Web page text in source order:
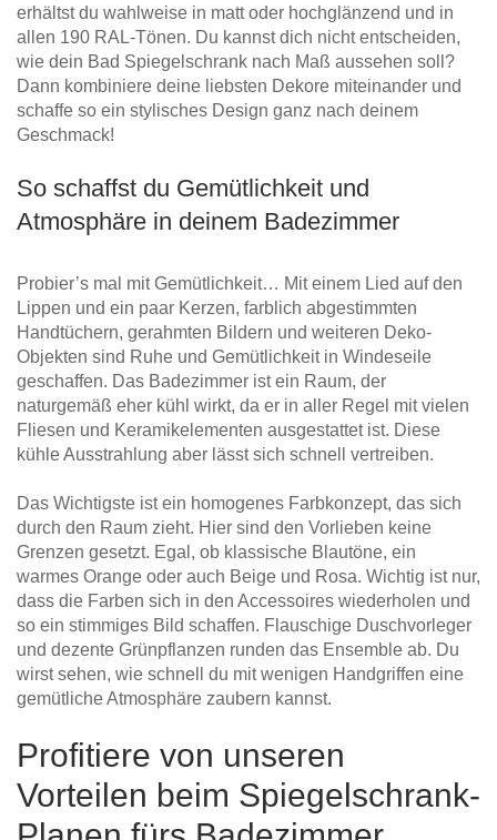
erhältst du wahlweise in matt oder hochglänzend und in
allen 190 RAL-Tönen. Du kannst dich nicht entscheiden,
wie dein Bad Spiegelschrank nach Maß aussehen soll?
Dann kombiniere deine liebsten Dekore miteinander und
schaffe so ein stylisches Design ganz nach deinem
Geschmack!
So schaffst du Gemütlichkeit und
Atmosphäre in deinem Badezimmer
Probier’s mal mit Gemütlichkeit… Mit einem Lied auf den
Lippen und ein paar Kerzen, farblich abgestimmten
Handtüchern, gerahmten Bildern und weiteren Deko-
Objekten sind Ruhe und Gemütlichkeit in Windeseile
geschaffen. Das Badezimmer ist ein Raum, der
naturgemäß eher kühl wirkt, da er in aller Regel mit vielen
Fliesen und Keramikelementen ausgestattet ist. Diese
kühle Ausstrahlung aber lässt sich schnell vertreiben.
Das Wichtigste ist ein homogenes Farbkonzept, das sich
durch den Raum zieht. Hier sind den Vorlieben keine
Grenzen gesetzt. Egal, ob klassische Blautöne, ein
warmes Orange oder auch Beige und Rosa. Wichtig ist nur,
dass die Farben sich in den Accessoires wiederholen und
so ein stimmiges Bild schaffen. Flauschige Duschvorleger
und dezente Grünpflanzen runden das Ensemble ab. Du
wirst sehen, wie schnell du mit wenigen Handgriffen eine
gemütliche Atmosphäre zaubern kannst.
Profitiere von unseren
Vorteilen beim Spiegelschrank-